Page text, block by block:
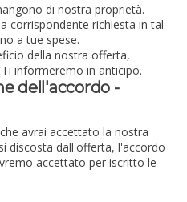
di nostra proprietà.
corrispondente richiesta in tal
a tue spese.
della nostra offerta,
informeremo in anticipo.
dell'accordo -
avrai accettato la nostra
discosta dall'offerta, l'accordo
accettato per iscritto le